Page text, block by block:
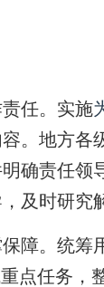
任。实施
。地方各
确责任领
及时研究
。统筹用
点任务，